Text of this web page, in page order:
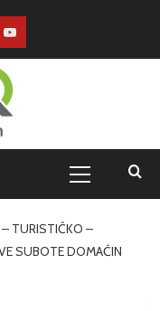
TURISTIČKO –
SUBOTE DOMAĆIN